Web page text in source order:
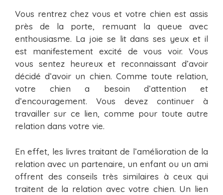
Vous rentrez chez vous et votre chien est assis
près de la porte, remuant la queue avec
enthousiasme. La joie se lit dans ses yeux et il
est manifestement excité de vous voir. Vous
vous sentez heureux et reconnaissant d’avoir
décidé d’avoir un chien. Comme toute relation,
votre chien a besoin d’attention et
d’encouragement. Vous devez continuer à
travailler sur ce lien, comme pour toute autre
relation dans votre vie.
En effet, les livres traitant de l’amélioration de la
relation avec un partenaire, un enfant ou un ami
offrent des conseils très similaires à ceux qui
traitent de la relation avec votre chien. Un lien